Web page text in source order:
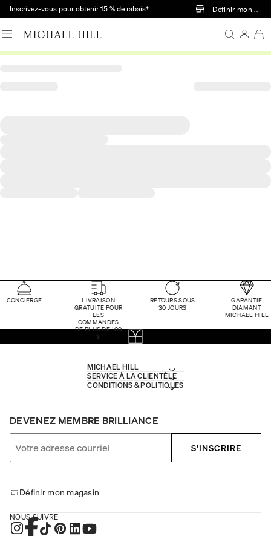
Passer au contenu principal
Inscrivez-vous pour obtenir 15 % de rabais† Définir mon
CONCIERGE
LIVRAISON
GRATUITE POUR
LES
COMMANDES
DE PLUS DE 100
$
RETOURS SOUS
30 JOURS
GARANTIE
DIAMANT
MICHAEL HILL
MICHAEL HILL
SERVICE À LA CLIENTÈLE
CONDITIONS & POLITIQUES
DEVENEZ MEMBRE BRILLIANCE
S'INSCRIRE
Définir mon magasin
NOUS SUIVRE